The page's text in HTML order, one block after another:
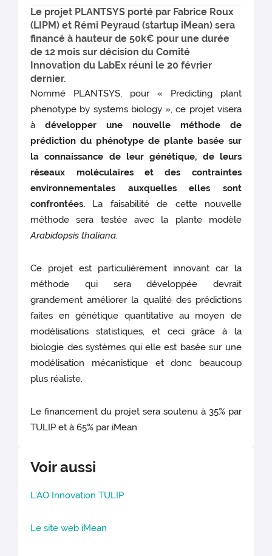
Le projet PLANTSYS porté par Fabrice Roux
(LIPM) et Rémi Peyraud (startup iMean) sera
financé à hauteur de 50k€ pour une durée
de 12 mois sur décision du Comité
Innovation du LabEx réuni le 20 février
dernier.
Nommé PLANTSYS, pour « Predicting plant
phenotype by systems biology », ce projet visera
àdévelopper une nouvelle méthode de
prédiction du phénotype de plante basée sur
la connaissance de leur génétique, de leurs
réseaux moléculaires et des contraintes
environnementales auxquelles elles sont
confrontées. La faisabilité de cette nouvelle
méthode sera testée avec la plante modèle
Arabidopsis thaliana.
Ce projet est particulièrement innovant car la
méthode qui sera développée devrait
grandement améliorer la qualité des prédictions
faites en génétique quantitative au moyen de
modélisations statistiques, et ceci grâce à la
biologie des systèmes qui elle est basée sur une
modélisation mécanistique et donc beaucoup
plus réaliste.
Le financement du projet sera soutenu à 35% par
TULIP et à 65% par iMean
Voir aussi
L’AO Innovation TULIP
Le site web iMean